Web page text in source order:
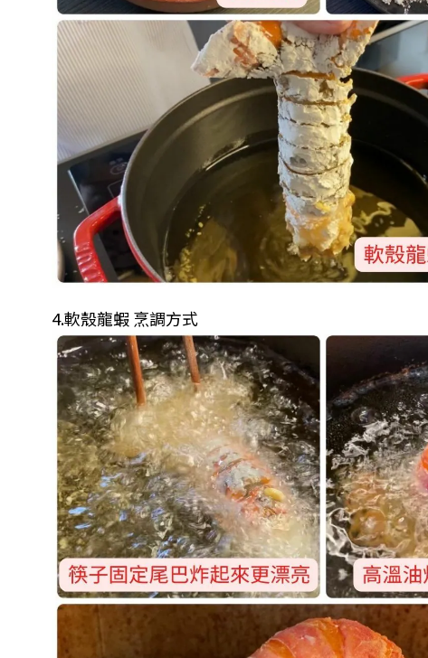
4.軟殼龍蝦 烹調方式